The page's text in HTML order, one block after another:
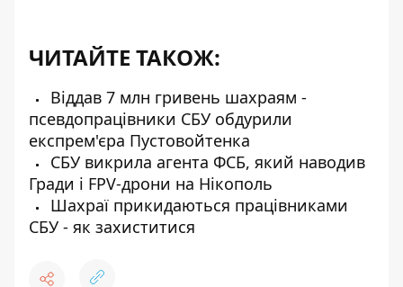
ЧИТАЙТЕ ТАКОЖ:
Віддав 7 млн гривень шахраям -
псевдопрацівники СБУ обдурили
експрем'єра Пустовойтенка
СБУ викрила агента ФСБ, який наводив
Гради і FPV-дрони на Нікополь
Шахраї прикидаються працівниками
СБУ - як захиститися